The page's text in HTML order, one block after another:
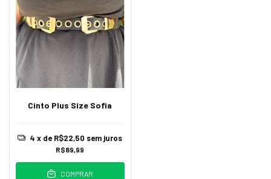
Cinto Plus Size Sofia
R$89,99
4 x de R$22,50 sem juros
COMPRAR